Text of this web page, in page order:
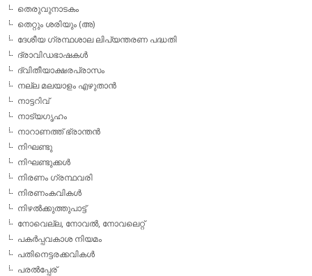
തെരുവുനാടകം
തെറ്റും ശരിയും (അ)
ദേശീയ ഗ്രന്ഥശാല ലിപ്യന്തരണ പദ്ധതി
ദ്രാവിഡഭാഷകള്‍
ദ്വിതീയാക്ഷരപ്രാസം
നല്ല മലയാളം എഴുതാന്‍
നാട്ടറിവ്
നാട്യഗൃഹം
നാറാണത്ത് ഭ്രാന്തന്‍
നിഘണ്ടു
നിഘണ്ടുക്കള്‍
നിരണം ഗ്രന്ഥവരി
നിരണംകവികള്‍
നിഴല്‍ക്കുത്തുപാട്ട്
നോവെല്ല, നോവല്‍, നോവലെറ്റ്
പകര്‍പ്പവകാശ നിയമം
പതിനെട്ടരക്കവികള്‍
പരല്‍പ്പേര്